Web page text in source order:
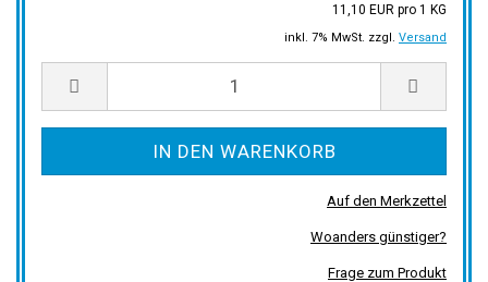
11,10 EUR pro 1 KG
inkl. 7% MwSt. zzgl. Versand
Auf den Merkzettel
Woanders günstiger?
Frage zum Produkt